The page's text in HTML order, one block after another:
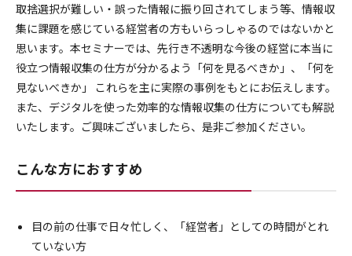
取捨選択が難しい・誤った情報に振り回されてしまう等、情報収
集に課題を感じている経営者の方もいらっしゃるのではないかと
思います。本セミナーでは、先行き不透明な今後の経営に本当に
役立つ情報収集の仕方が分かるよう「何を見るべきか」、「何を
見ないべきか」 これらを主に実際の事例をもとにお伝えします。
また、デジタルを使った効率的な情報収集の仕方についても解説
いたします。ご興味ございましたら、是非ご参加ください。
こんな方におすすめ
目の前の仕事で日々忙しく、「経営者」としての時間がとれ
ていない方